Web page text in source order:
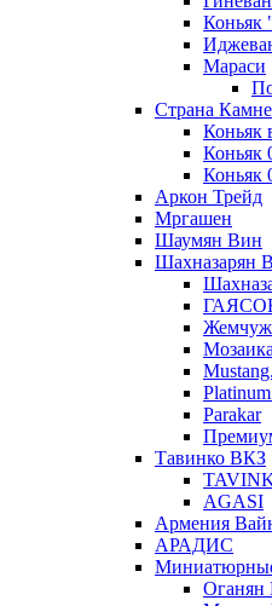
Мараси
Страна
Коньяк
Коньяк
Коньяк
Аркон Трейд
Мргашен
Шаумян Вин
Шахназарян
Мозаика
Parakar
Тавинко ВКЗ
AGASI
Армения
АРАДИС
Оганян